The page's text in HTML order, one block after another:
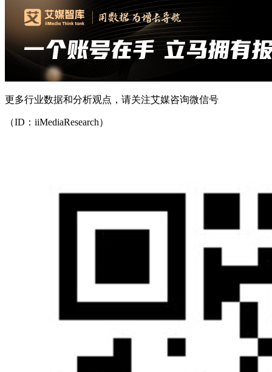
更多行业数据和分析观点，请关注艾媒咨询微信号
（ID：iiMediaResearch）